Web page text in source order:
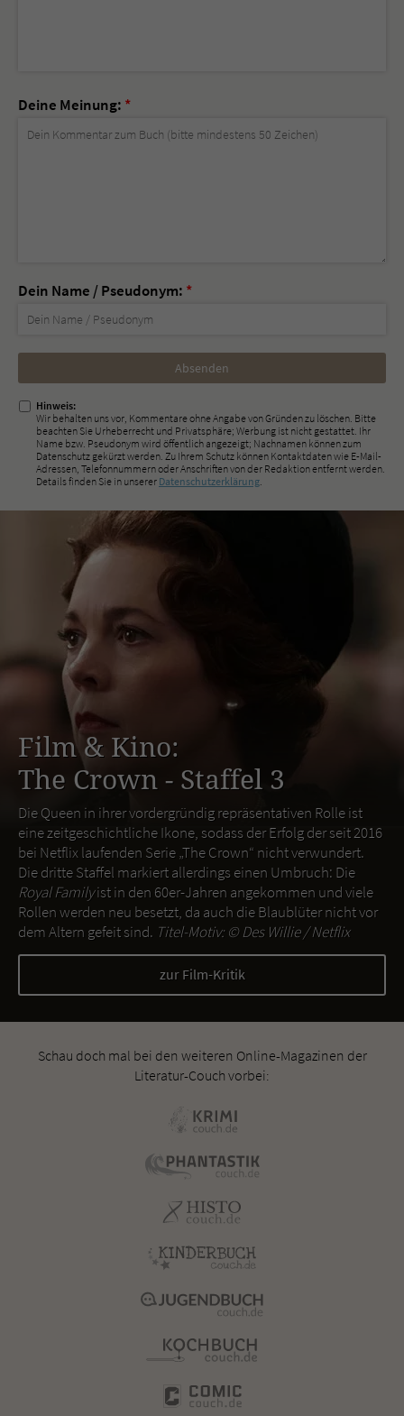
Deine Meinung: *
Dein Name / Pseudonym: *
Nicht
ausfüllen!
Hinweis:
Wir behalten uns vor, Kommentare ohne Angabe von Gründen zu löschen. Bitte
beachten Sie Urheberrecht und Privatsphäre; Werbung ist nicht gestattet. Ihr
Name bzw. Pseudonym wird öffentlich angezeigt; Nachnamen können zum
Datenschutz gekürzt werden. Zu Ihrem Schutz können Kontaktdaten wie E-Mail-
Adressen, Telefonnummern oder Anschriften von der Redaktion entfernt werden.
Details finden Sie in unserer Datenschutzerklärung
Film & Kino:
The Crown - Staffel 3
Die Queen in ihrer vordergründig repräsentativen Rolle ist
eine zeitgeschichtliche Ikone, sodass der Erfolg der seit 2016
bei Netflix laufenden Serie „The Crown“ nicht verwundert.
Die dritte Staffel markiert allerdings einen Umbruch: Die
Royal Familyist in den 60er-Jahren angekommen und viele
Rollen werden neu besetzt, da auch die Blaublüter nicht vor
dem Altern gefeit sind. Titel-Motiv: ©Des Willie / Netflix
zur Film-Kritik
Schau doch mal bei den weiteren Online-Magazinen der
Literatur-Couch vorbei: